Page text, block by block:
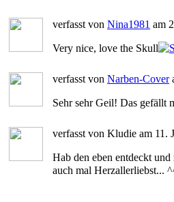
verfasst von Nina1981 am
Very nice, love the Skull
verfasst von Narben-Cover
Sehr sehr Geil! Das gefällt
verfasst von Kludie am 11.
Hab den eben entdeckt
auch mal Herzallerliebst...